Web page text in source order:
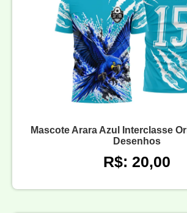
Mascote Arara Azul Interclasse
Desenhos
R$: 20,00